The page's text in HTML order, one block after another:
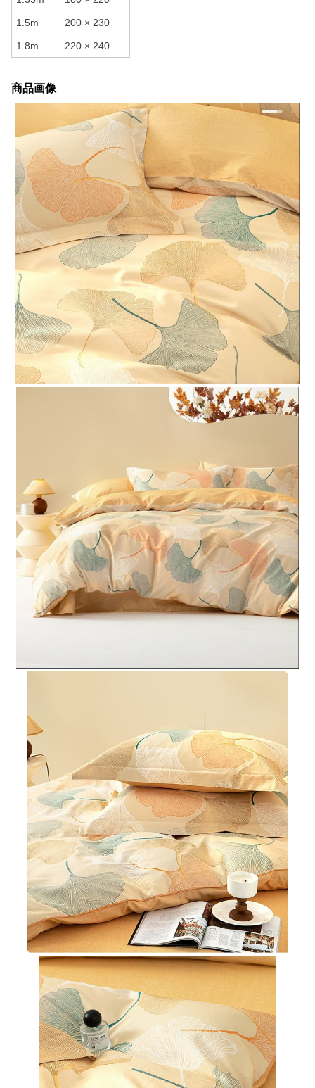
1.5m 200 × 230
1.8m 220 × 240
商品画像